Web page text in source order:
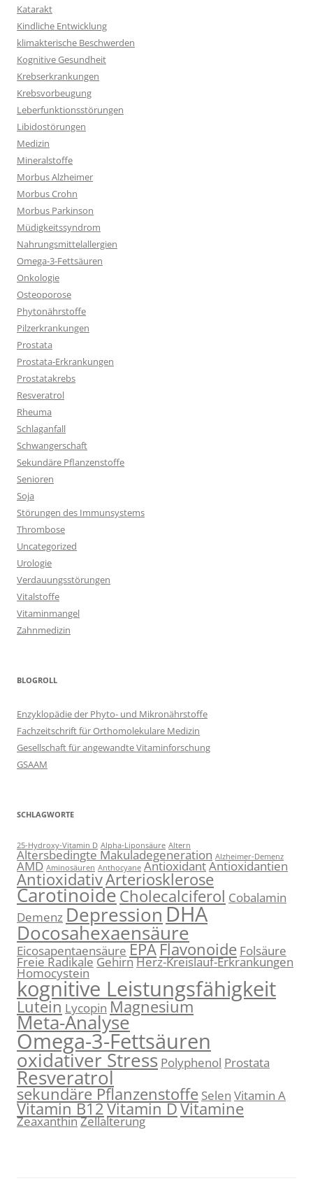
Katarakt
Kindliche Entwicklung
klimakterische Beschwerden
Kognitive Gesundheit
Krebserkrankungen
Krebsvorbeugung
Leberfunktionsstörungen
Libidostörungen
Medizin
Mineralstoffe
Morbus Alzheimer
Morbus Crohn
Morbus Parkinson
Müdigkeitssyndrom
Nahrungsmittelallergien
Omega-3-Fettsäuren
Onkologie
Osteoporose
Phytonährstoffe
Pilzerkrankungen
Prostata
Prostata-Erkrankungen
Prostatakrebs
Resveratrol
Rheuma
Schlaganfall
Schwangerschaft
Sekundäre Pflanzenstoffe
Senioren
Soja
Störungen des Immunsystems
Thrombose
Uncategorized
Urologie
Verdauungsstörungen
Vitalstoffe
Vitaminmangel
Zahnmedizin
BLOGROLL
Enzyklopädie der Phyto- und Mikronährstoffe
Fachzeitschrift für Orthomolekulare Medizin
Gesellschaft für angewandte Vitaminforschung
GSAAM
SCHLAGWORTE
25-Hydroxy-Vitamin D Alpha-Liponsäure Altern
Altersbedingte Makuladegeneration Alzheimer-Demenz
AMD Aminosäuren Anthocyane AntioxidantAntioxidantien
AntioxidativArteriosklerose
CarotinoideCholecalciferol Cobalamin
Demenz DepressionDHA
Docosahexaensäure
Eicosapentaensäure EPAFlavonoide Folsäure
Freie RadikaleGehirnHerz-Kreislauf-Erkrankungen
Homocystein
kognitive Leistungsfähigkeit
Lutein Lycopin Magnesium
Meta-Analyse
Omega-3-Fettsäuren
oxidativer Stress Polyphenol Prostata
Resveratrol
sekundäre Pflanzenstoffe Selen Vitamin A
Vitamin B12Vitamin DVitamine
ZeaxanthinZellalterung